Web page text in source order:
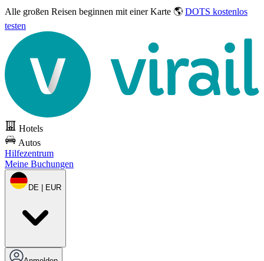
Alle großen Reisen beginnen mit einer Karte 🌎 DOTS kostenlos
testen
Hotels
Autos
Hilfezentrum
Meine Buchungen
DE | EUR